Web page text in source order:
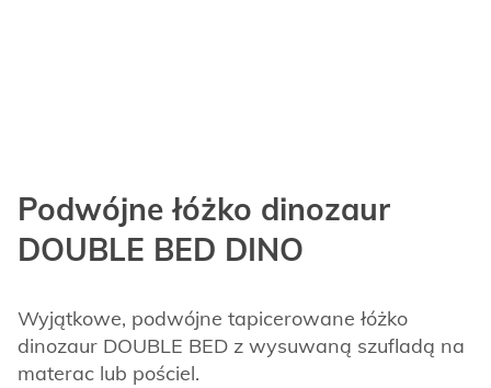
Podwójne łóżko dinozaur
DOUBLE BED DINO
Wyjątkowe, podwójne tapicerowane łóżko
dinozaur DOUBLE BED z wysuwaną szufladą na
materac lub pościel.